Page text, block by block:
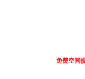
免费空间